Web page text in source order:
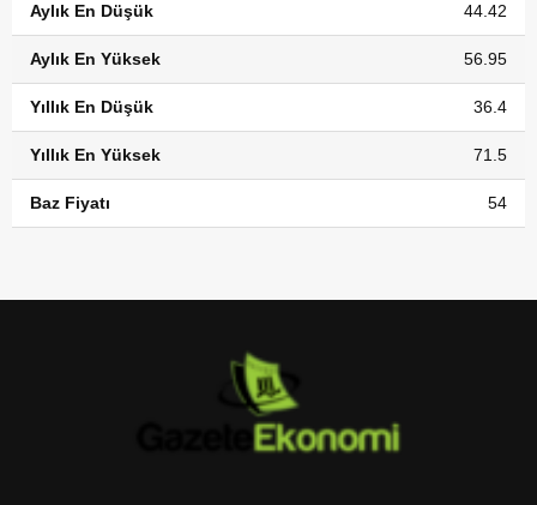
Aylık En Düşük 44.42
Aylık En Yüksek 56.95
Yıllık En Düşük 36.4
Yıllık En Yüksek 71.5
Baz Fiyatı 54